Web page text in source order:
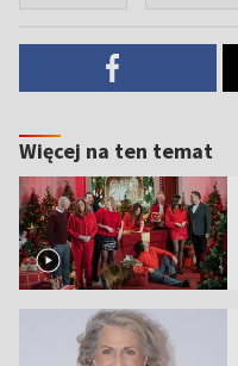
Więcej na ten temat